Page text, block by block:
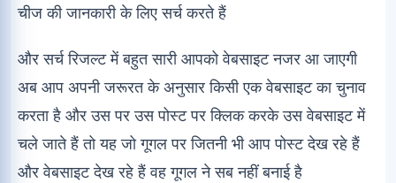
चीज की जानकारी के लिए सर्च करते हैं
और सर्च रिजल्ट में बहुत सारी आपको वेबसाइट नजर आ जाएगी
अब आप अपनी जरूरत के अनुसार किसी एक वेबसाइट का चुनाव
करता है और उस पर उस पोस्ट पर क्लिक करके उस वेबसाइट में
चले जाते हैं तो यह जो गूगल पर जितनी भी आप पोस्ट देख रहे हैं
और वेबसाइट देख रहे हैं वह गूगल ने सब नहीं बनाई है